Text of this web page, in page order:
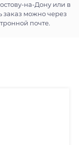
на-Дону или в
заказ можно через
почте.